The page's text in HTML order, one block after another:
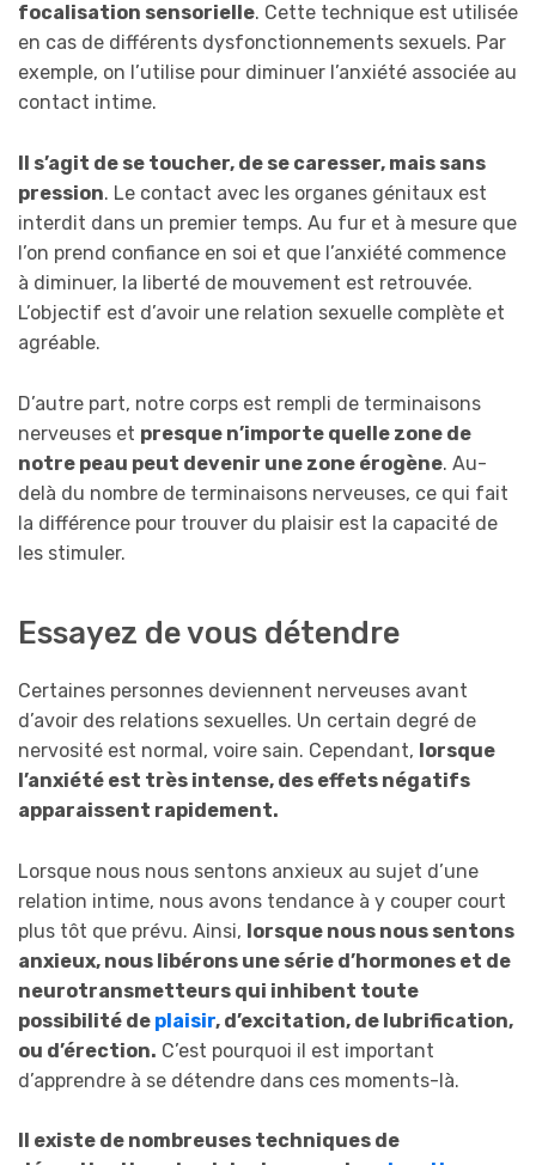
focalisation sensorielle. Cette technique est utilisée
en cas de différents dysfonctionnements sexuels. Par
exemple, on l’utilise pour diminuer l’anxiété associée au
contact intime.
Il s’agit de se toucher, de se caresser, mais sans
pression. Le contact avec les organes génitaux est
interdit dans un premier temps. Au fur et à mesure que
l’on prend confiance en soi et que l’anxiété commence
à diminuer, la liberté de mouvement est retrouvée.
L’objectif est d’avoir une relation sexuelle complète et
agréable.
D’autre part, notre corps est rempli de terminaisons
nerveuses et presque n’importe quelle zone de
notre peau peut devenir une zone érogène. Au-
delà du nombre de terminaisons nerveuses, ce qui fait
la différence pour trouver du plaisir est la capacité de
les stimuler.
Essayez de vous détendre
Certaines personnes deviennent nerveuses avant
d’avoir des relations sexuelles. Un certain degré de
nervosité est normal, voire sain. Cependant, lorsque
l’anxiété est très intense, des effets négatifs
apparaissent rapidement.
Lorsque nous nous sentons anxieux au sujet d’une
relation intime, nous avons tendance à y couper court
plus tôt que prévu. Ainsi, lorsque nous nous sentons
anxieux, nous libérons une série d’hormones et de
neurotransmetteurs qui inhibent toute
possibilité de plaisir, d’excitation, de lubrification,
ou d’érection. C’est pourquoi il est important
d’apprendre à se détendre dans ces moments-là.
Il existe de nombreuses techniques de